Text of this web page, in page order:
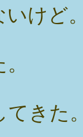
いけど
てきた